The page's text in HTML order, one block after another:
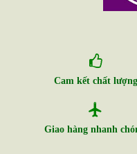
Cam kết chất lượng
Giao hàng nhanh